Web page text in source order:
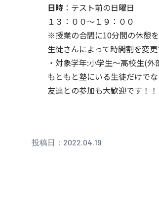
日時 ：テスト前の日曜日
１３：００～１９：００
※授業の合間に10分間の休憩を
生徒さんによって時間割を変
・対象学年:小学生～高校生(
もともと塾にいる生徒だけで
友達との参加も大歓迎です！！
投稿日：2022.04.19